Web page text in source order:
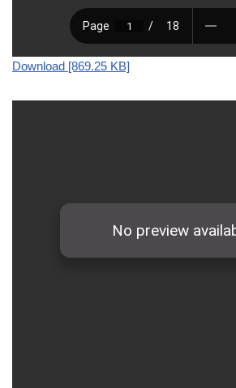
Download [869.25 KB]